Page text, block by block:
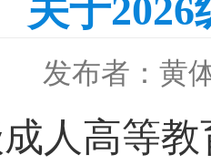
关于
发布者：黄
成人高等